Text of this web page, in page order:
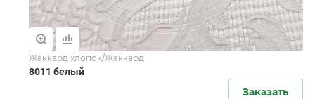
Жаккард хлопок/Жаккард
8011 белый
Заказать